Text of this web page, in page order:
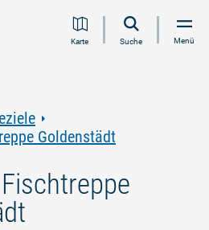
Inhalt
Navigation
Volltextsuche
FooterKarte Suche Menü
Goldenstädt